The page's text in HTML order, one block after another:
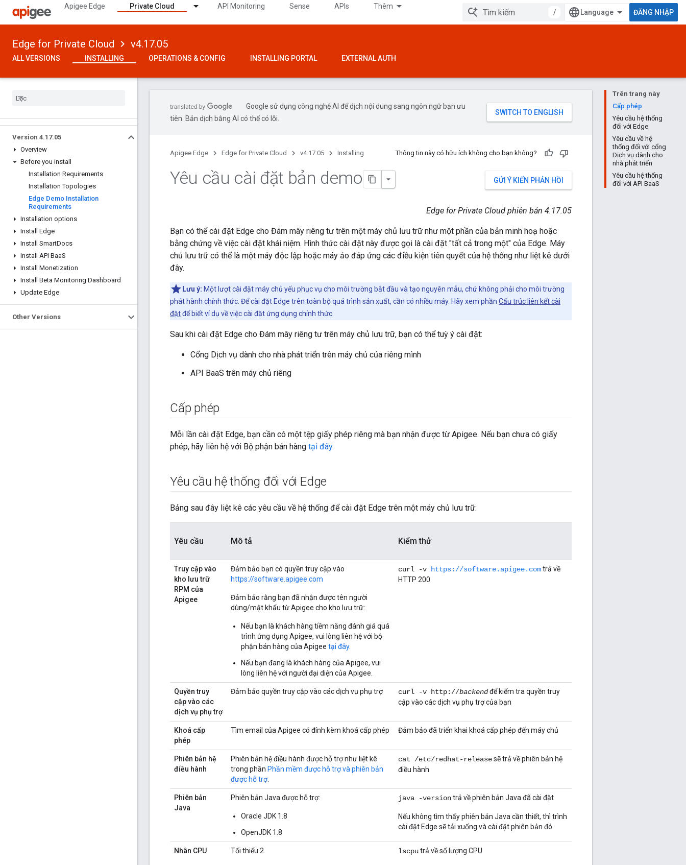
Apigee Edge Private Cloud API Monitoring Sense APIs Thêm
/ ĐĂNG NHẬP
Edge for Private Cloud v4.17.05
ALL VERSIONS INSTALLING OPERATIONS & CONFIG INSTALLING PORTAL EXTERNAL AUTH
Version 4.17.05
Overview
Before you install
Installation Requirements
Installation Topologies
Edge Demo Installation
Requirements
Installation options
Install Edge
Install SmartDocs
Install API BaaS
Install Monetization
Install Beta Monitoring Dashboard
Update Edge
Other Versions
Trên trang này
Cấp phép
Yêu cầu hệ thống
đối với Edge
Yêu cầu về hệ
thống đối với cổng
Dịch vụ dành cho
nhà phát triển
Yêu cầu hệ thống
đối với API BaaS
Google sử dụng công nghệ AI để dịch nội dung sang ngôn ngữ bạn ưu
tiên. Bản dịch bằng AI có thể có lỗi.
Apigee Edge Edge for Private Cloud v4.17.05 Installing Thông tin này có hữu ích không cho bạn không?
GỬI Ý KIẾN PHẢN HỒI
Yêu cầu cài đặt bản demo
Edge for Private Cloud phiên bản 4.17.05
Bạn có thể cài đặt Edge cho Đám mây riêng tư trên một máy chủ lưu trữ như một phần của bản minh hoạ hoặc
bằng chứng về việc cài đặt khái niệm. Hình thức cài đặt này được gọi là cài đặt "tất cả trong một" của Edge. Máy
chủ lưu trữ có thể là một máy độc lập hoặc máy ảo đáp ứng các điều kiện tiên quyết của hệ thống như liệt kê dưới
đây.
Lưu ý: Một lượt cài đặt máy chủ yếu phục vụ cho môi trường bắt đầu và tạo nguyên mẫu, chứ không phải cho môi trường
phát hành chính thức. Để cài đặt Edge trên toàn bộ quá trình sản xuất, cần có nhiều máy. Hãy xem phần Cấu trúc liên kết cài
đặtđể biết ví dụ về việc cài đặt ứng dụng chính thức.
Sau khi cài đặt Edge cho Đám mây riêng tư trên máy chủ lưu trữ, bạn có thể tuỳ ý cài đặt:
Cổng Dịch vụ dành cho nhà phát triển trên máy chủ của riêng mình
API BaaS trên máy chủ riêng
Cấp phép
Mỗi lần cài đặt Edge, bạn cần có một tệp giấy phép riêng mà bạn nhận được từ Apigee. Nếu bạn chưa có giấy
phép, hãy liên hệ với Bộ phận bán hàng tại đây.
Yêu cầu hệ thống đối với Edge
Bảng sau đây liệt kê các yêu cầu về hệ thống để cài đặt Edge trên một máy chủ lưu trữ:
Yêu cầu Mô tả Kiểm thử
Truy cập vào
kho lưu trữ
RPM của
Apigee
Đảm bảo bạn có quyền truy cập vào
https://software.apigee.com
Đảm bảo rằng bạn đã nhận được tên người
dùng/mật khẩu từ Apigee cho kho lưu trữ:
Nếu bạn là khách hàng tiềm năng đánh giá quá
trình ứng dụng Apigee, vui lòng liên hệ với bộ
phận bán hàng của Apigee tại đây.
Nếu bạn đang là khách hàng của Apigee, vui
lòng liên hệ với người đại diện của Apigee.
curl -v https://software.apigee.comtrả về
HTTP 200
Quyền truy
cập vào các
dịch vụ phụ trợ
Đảm bảo quyền truy cập vào các dịch vụ phụ trợ curl -v http://backendđể kiểm tra quyền truy
cập vào các dịch vụ phụ trợ của bạn
Khoá cấp
phép
Tìm email của Apigee có đính kèm khoá cấp phép Đảm bảo đã triển khai khoá cấp phép đến máy chủ
Phiên bản hệ
điều hành
Phiên bản hệ điều hành được hỗ trợ như liệt kê
trong phần Phần mềm được hỗ trợ và phiên bản
được hỗ trợ.
cat /etc/redhat-releasesẽ trả về phiên bản hệ
điều hành
Phiên bản
Java
Phiên bản Java được hỗ trợ:
Oracle JDK 1.8
OpenJDK 1.8
java -versiontrả về phiên bản Java đã cài đặt
Nếu không tìm thấy phiên bản Java cần thiết, thì trình
cài đặt Edge sẽ tải xuống và cài đặt phiên bản đó.
Nhân CPU Tối thiểu 2 lscputrả về số lượng CPU